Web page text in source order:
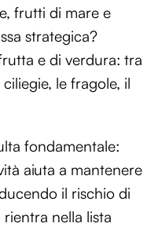
frutti di mare e
strategica?
e di verdura: tra
le fragole, il
fondamentale:
aiuta a mantenere
il rischio di
nella lista